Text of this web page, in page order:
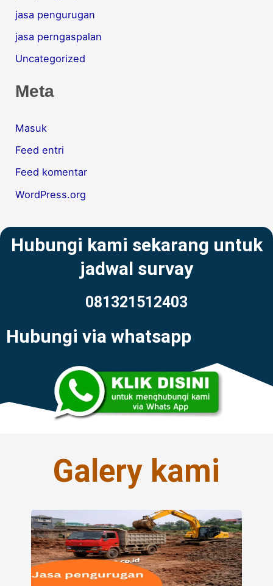
jasa pengurugan
jasa perngaspalan
Uncategorized
Meta
Masuk
Feed entri
Feed komentar
WordPress.org
Hubungi kami sekarang untuk
jadwal survay
081321512403
Hubungi via whatsapp
Galery kami